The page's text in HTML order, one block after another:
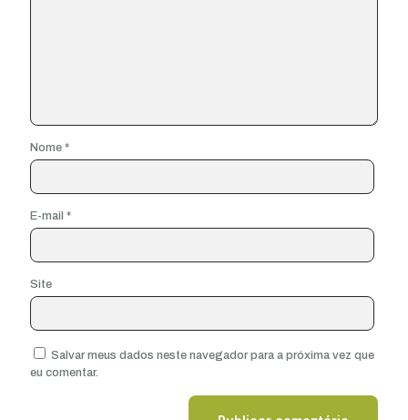
Nome *
E-mail *
Site
Salvar meus dados neste navegador para a próxima vez que
eu comentar.